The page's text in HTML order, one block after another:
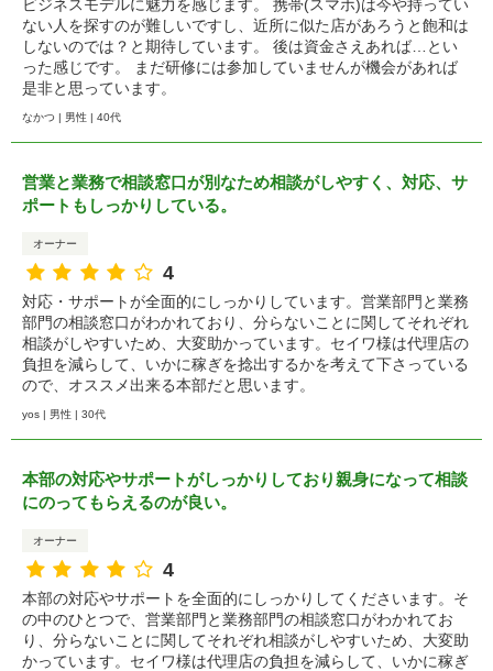
ビジネスモデルに魅力を感じます。 携帯(スマホ)は今や持ってい
ない人を探すのが難しいですし、近所に似た店があろうと飽和は
しないのでは？と期待しています。 後は資金さえあれば…とい
った感じです。 まだ研修には参加していませんが機会があれば
是非と思っています。
なかつ | 男性 | 40代
営業と業務で相談窓口が別なため相談がしやすく、対応、サ
ポートもしっかりしている。
オーナー
4
対応・サポートが全面的にしっかりしています。営業部門と業務
部門の相談窓口がわかれており、分らないことに関してそれぞれ
相談がしやすいため、大変助かっています。セイワ様は代理店の
負担を減らして、いかに稼ぎを捻出するかを考えて下さっている
ので、オススメ出来る本部だと思います。
yos | 男性 | 30代
本部の対応やサポートがしっかりしており親身になって相談
にのってもらえるのが良い。
オーナー
4
本部の対応やサポートを全面的にしっかりしてくださいます。そ
の中のひとつで、営業部門と業務部門の相談窓口がわかれてお
り、分らないことに関してそれぞれ相談がしやすいため、大変助
かっています。セイワ様は代理店の負担を減らして、いかに稼ぎ